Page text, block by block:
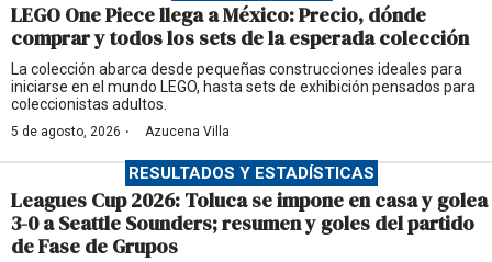
LEGO One Piece llega a México: Precio, dónde
comprar y todos los sets de la esperada colección
La colección abarca desde pequeñas construcciones ideales para
iniciarse en el mundo LEGO, hasta sets de exhibición pensados para
coleccionistas adultos.
5 de agosto, 2026 · Azucena Villa
RESULTADOS Y ESTADÍSTICAS
Leagues Cup 2026: Toluca se impone en casa y golea
3-0 a Seattle Sounders; resumen y goles del partido
de Fase de Grupos